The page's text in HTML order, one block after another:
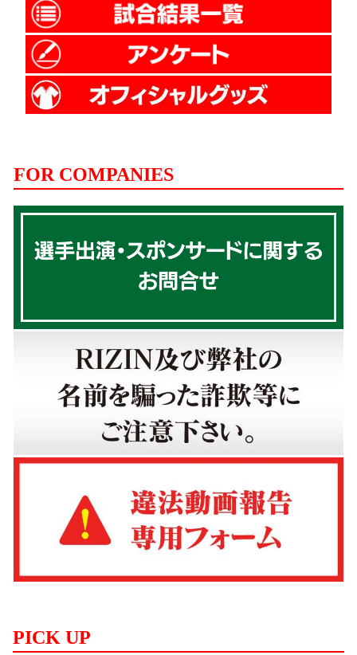
FOR COMPANIES
PICK UP